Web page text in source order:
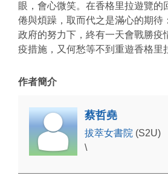
眼，會心微笑。在香格里拉遊覽的
倦與煩躁，取而代之是滿心的期待
政府的努力下，終有一天會戰勝疫
疫措施，又何愁等不到重遊香格里
作者簡介
蔡哲堯
拔萃女書院 (S2U)
\